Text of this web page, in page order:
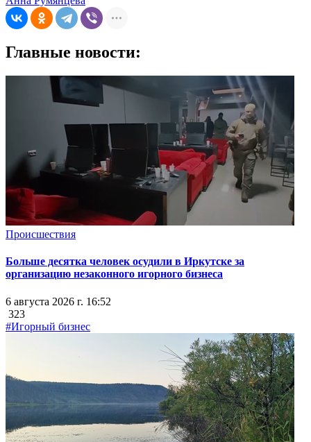
Главные новости:
Происшествия
Больше десятка человек осудили в Иркутске за
организацию незаконного игорного бизнеса
6 августа 2026 г. 16:52
323
#Игорный бизнес